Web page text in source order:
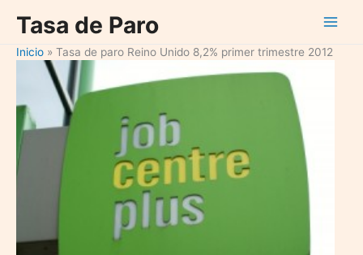
contenido
Tasa de Paro
Inicio Tasa de paro Reino Unido 8,2% primer trimestre 2012